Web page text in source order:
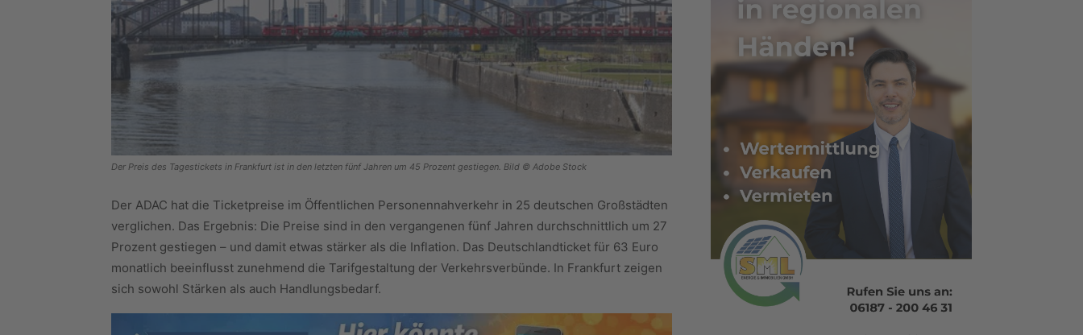
Der Preis des Tagestickets in Frankfurt ist in den letzten fünf Jahren um 45 Prozent gestiegen. Bild © Adobe Stock
Der ADAC hat die Ticketpreise im Öffentlichen Personennahverkehr in 25 deutschen Großstädten
verglichen. Das Ergebnis: Die Preise sind in den vergangenen fünf Jahren durchschnittlich um 27
Prozent gestiegen – und damit etwas stärker als die Inflation. Das Deutschlandticket für 63 Euro
monatlich beeinflusst zunehmend die Tarifgestaltung der Verkehrsverbünde. In Frankfurt zeigen
sich sowohl Stärken als auch Handlungsbedarf.